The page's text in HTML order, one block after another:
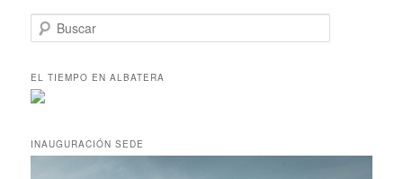
u
c
a
r
EL TIEMPO EN ALBATERA
INAUGURACIÓN SEDE